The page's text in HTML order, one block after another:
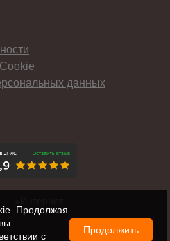
данных
Продолжая
с
Продолжить